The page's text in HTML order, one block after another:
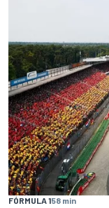
FÓRMULA 158 min